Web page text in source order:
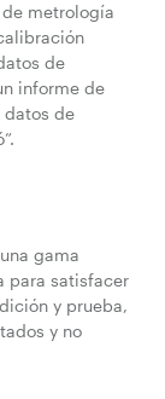
metrología
de
informe de
datos de
gama
para satisfacer
y prueba,
y no